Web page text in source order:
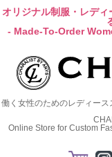
オリジナル制服・レデ
- Made-To-Order
働く女性のためのレディー
Online Store for Custom